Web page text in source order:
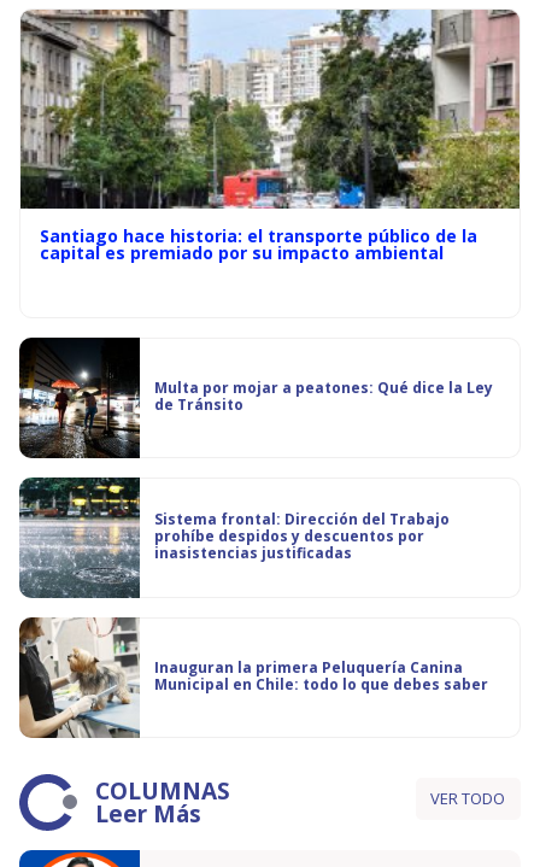
Santiago hace historia: el transporte público de la
capital es premiado por su impacto ambiental
Multa por mojar a peatones: Qué dice la Ley
de Tránsito
Sistema frontal: Dirección del Trabajo
prohíbe despidos y descuentos por
inasistencias justificadas
Inauguran la primera Peluquería Canina
Municipal en Chile: todo lo que debes saber
COLUMNAS
Leer Más VER TODO